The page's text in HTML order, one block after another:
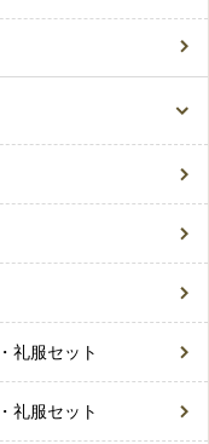
礼服セット
礼服セット